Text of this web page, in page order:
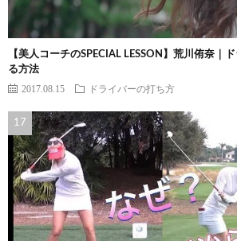
【美人コーチのSPECIAL LESSON】荒川侑奈｜
る方法
2017.08.15 ドライバーの打ち方